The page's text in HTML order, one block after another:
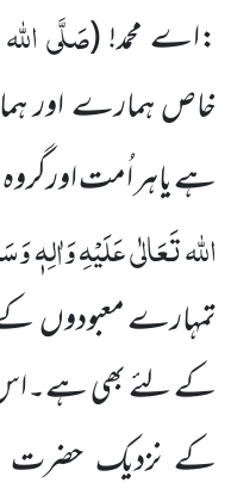
:اے محمد!(صَلَّی
خاص ہمارے اور
ہے یاہر اُمت
اللہ تَعَالٰی عَلَیْہِ وَاٰلِہٖ
تمہارے معبودوں
کے لئے بھی ہے۔اس
کے نزدیک حضرت